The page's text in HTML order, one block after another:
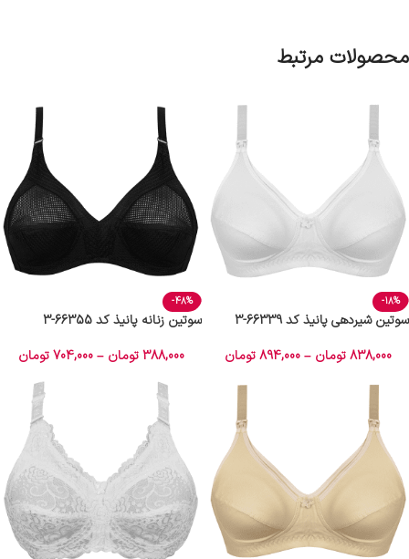
محصولات مرتبط
-18%
سوتین شیردهی پانیذ کد 66339-3
838,000تومان –
894,000تومان
-48%
سوتین زنانه پانیذ کد 66355-3
388,000 تومان –
704,000 تومان